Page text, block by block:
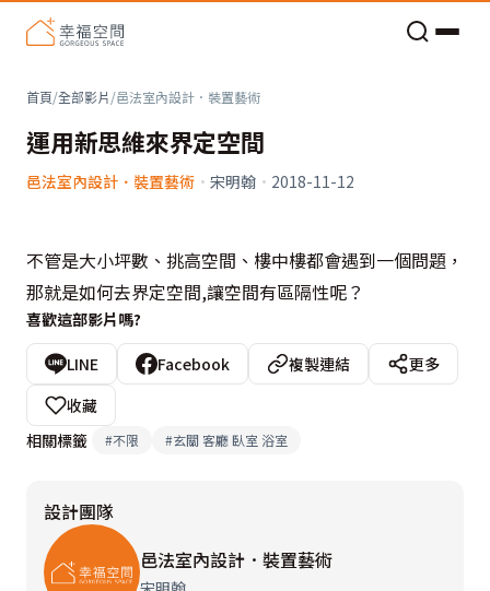
首頁/全部影片/邑法室內設計．裝置藝術
運用新思維來界定空間
邑法室內設計．裝置藝術 · 宋明翰 · 2018-11-12
不管是大小坪數、挑高空間、樓中樓都會遇到一個問題，
那就是如何去界定空間,讓空間有區隔性呢？
喜歡這部影片嗎?
LINE Facebook 複製連結
更多
收藏
相關標籤
#不限 #玄關 客廳 臥室 浴室
設計團隊
邑法室內設計．裝置藝術